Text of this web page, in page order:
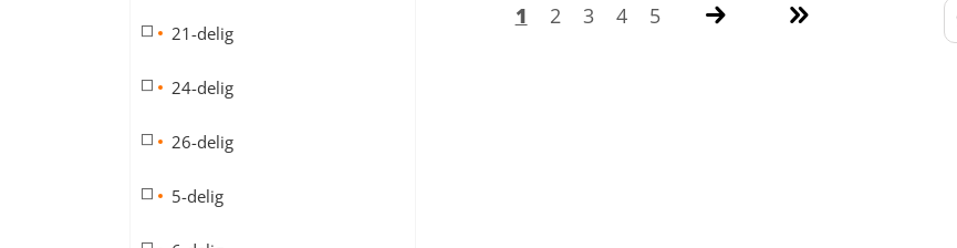
21-delig
24-delig
26-delig
5-delig
1 2 3 4 5